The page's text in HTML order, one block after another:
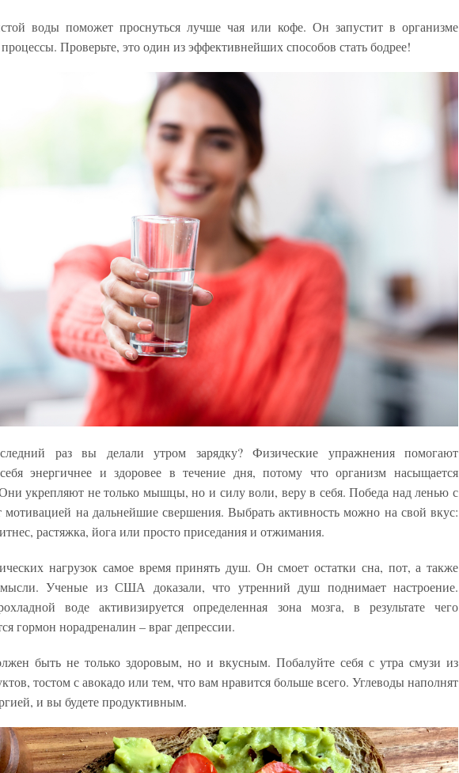
воды поможет проснуться лучше чая или кофе. Он запустит в организме
Проверьте, это один из эффективнейших способов стать бодрее!
раз вы делали утром зарядку? Физические упражнения помогают
себя энергичнее и здоровее в течение дня, потому что организм насыщается
укрепляют не только мышцы, но и силу воли, веру в себя. Победа над ленью с
мотивацией на дальнейшие свершения. Выбрать активность можно на свой вкус:
растяжка, йога или просто приседания и отжимания.
нагрузок самое время принять душ. Он смоет остатки сна, пот, а также
Ученые из США доказали, что утренний душ поднимает настроение.
воде активизируется определенная зона мозга, в результате чего
гормон норадреналин – враг депрессии.
быть не только здоровым, но и вкусным. Побалуйте себя с утра смузи из
тостом с авокадо или тем, что вам нравится больше всего. Углеводы наполнят
и вы будете продуктивным.